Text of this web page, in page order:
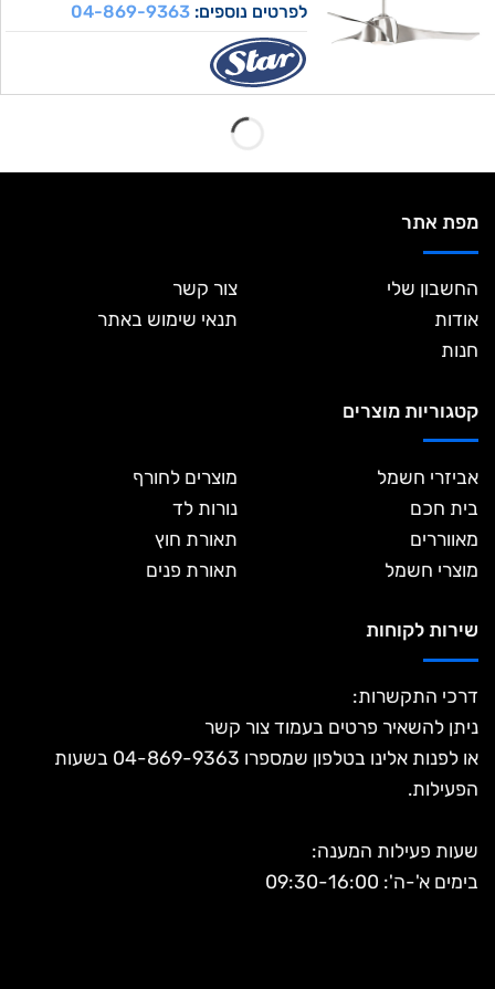
לפרטים נוספים:04-869-9363
42 עם שלט
לפרטים נוספים:04-869-9363
לפרטים נוספים:
לבן/מייפל עם...